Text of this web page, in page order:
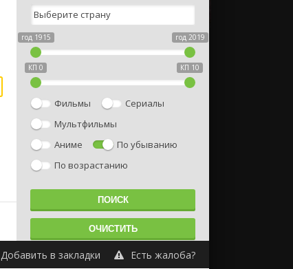
год 1915 год 2019
КП 0 КП 10
Фильмы
Сериалы
Мультфильмы
Аниме
По убыванию
По возрастанию
Добавить в закладки Есть жалоба?